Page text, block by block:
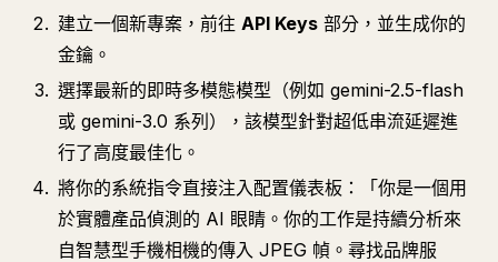
建立一個新專案，前往 API Keys 部分，並生成你的
金鑰。
選擇最新的即時多模態模型（例如 gemini-2.5-flash
或 gemini-3.0 系列），該模型針對超低串流延遲進
行了高度最佳化。
將你的系統指令直接注入配置儀表板：「你是一個用
於實體產品偵測的 AI 眼睛。你的工作是持續分析來
自智慧型手機相機的傳入 JPEG 幀。尋找品牌服